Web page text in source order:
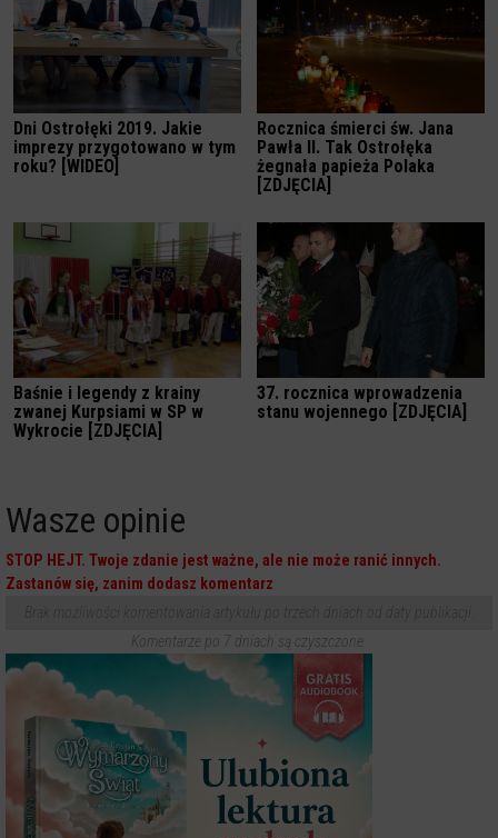
Dni Ostrołęki 2019. Jakie
imprezy przygotowano w tym
roku? [WIDEO]
Rocznica śmierci św. Jana
Pawła II. Tak Ostrołęka
żegnała papieża Polaka
[ZDJĘCIA]
Baśnie i legendy z krainy
zwanej Kurpsiami w SP w
Wykrocie [ZDJĘCIA]
37. rocznica wprowadzenia
stanu wojennego [ZDJĘCIA]
Wasze opinie
STOP HEJT. Twoje zdanie jest ważne, ale nie może ranić innych.
Zastanów się, zanim dodasz komentarz
Komentarze po 7 dniach są czyszczone.